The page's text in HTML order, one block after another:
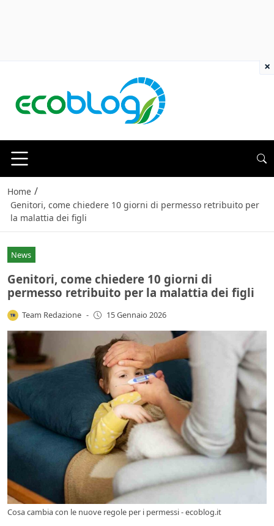
Home /
Genitori, come chiedere 10 giorni di permesso retribuito per
la malattia dei figli
News
Genitori, come chiedere 10 giorni di
permesso retribuito per la malattia dei figli
Team Redazione - 15 Gennaio 2026
Cosa cambia con le nuove regole per i permessi - ecoblog.it
×